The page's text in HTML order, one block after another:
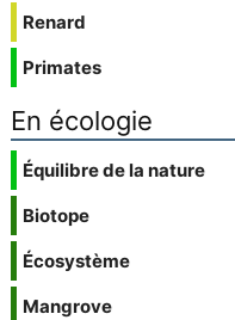
Renard
Primates
En écologie
Équilibre de la nature
Biotope
Écosystème
Mangrove